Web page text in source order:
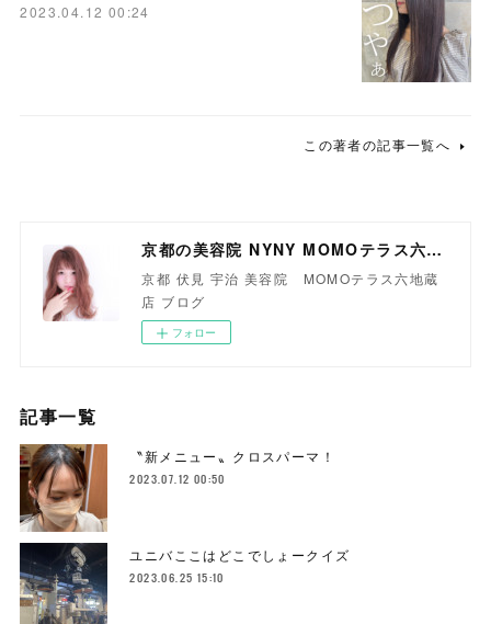
2023.04.12 00:24
この著者の記事一覧へ
京都の美容院 NYNY MOMOテラス六地蔵店
京都 伏見 宇治 美容院 MOMOテラス六地蔵
店 ブログ
フォロー
記事一覧
〝新メニュー〟クロスパーマ！
2023.07.12 00:50
ユニバここはどこでしょークイズ
2023.06.25 15:10